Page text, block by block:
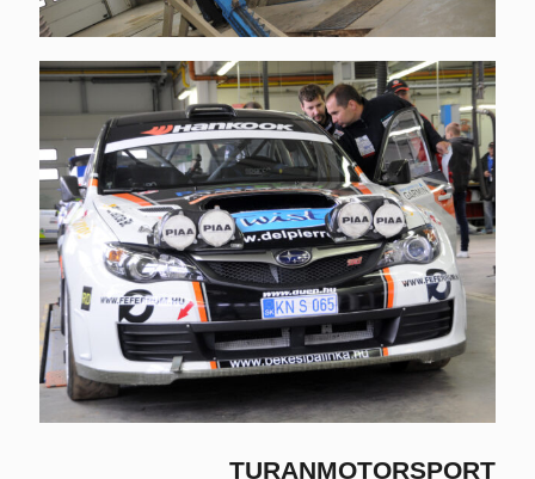
TURANMOTORSPORT